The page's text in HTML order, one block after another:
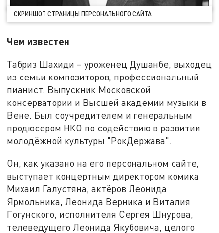
СКРИНШОТ СТРАНИЦЫ ПЕРСОНАЛЬНОГО САЙТА
Чем известен
Табриз Шахиди – уроженец Душанбе, выходец
из семьи композиторов, профессиональный
пианист. Выпускник Московской
консерватории и Высшей академии музыки в
Вене. Был соучредителем и генеральным
продюсером НКО по содействию в развитии
молодёжной культуры "РокДержава".
Он, как указано на его персональном сайте,
выступает концертным директором комика
Михаил Галустяна, актёров Леонида
Ярмольника, Леонида Верника и Виталия
Гогунского, исполнителя Сергея Шнурова,
телеведущего Леонида Якубовича, целого